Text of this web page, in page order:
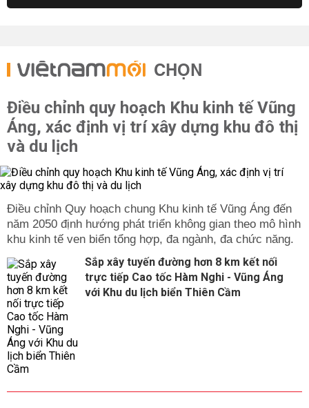
CHỌN
Điều chỉnh quy hoạch Khu kinh tế Vũng
Áng, xác định vị trí xây dựng khu đô thị
và du lịch
Điều chỉnh Quy hoạch chung Khu kinh tế Vũng Áng đến
năm 2050 định hướng phát triển không gian theo mô hình
khu kinh tế ven biển tổng hợp, đa ngành, đa chức năng.
Sắp xây tuyến đường hơn 8 km kết nối
trực tiếp Cao tốc Hàm Nghi - Vũng Áng
với Khu du lịch biển Thiên Cầm